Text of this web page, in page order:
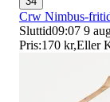
Crw Nimbus-
Sluttid09:07 9
Pris:170 kr,Eller